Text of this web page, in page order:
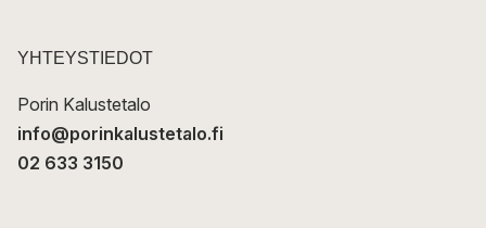
t
YHTEYSTIEDOT
Porin Kalustetalo
info@porinkalustetalo.fi
02 633 3150